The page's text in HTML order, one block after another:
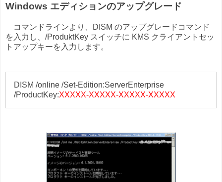
Windows エディションのアップグレード
コマンドラインより、DISM のアップグレードコマンド
を入力し、/ProduktKey スイッチに KMS クライアントセッ
トアップキーを入力します。
DISM /online /Set-Edition:ServerEnterprise
/ProductKey:XXXXX-XXXXX-XXXXX-XXXXX